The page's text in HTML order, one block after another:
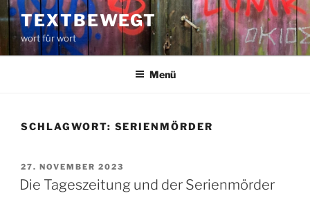
Zum
Inhalt
springen
TEXTBEWEGT
wort für wort
Menü
SCHLAGWORT: SERIENMÖRDER
VERÖFFENTLICHT
AM
27. NOVEMBER 2023
Die Tageszeitung und der Serienmörder